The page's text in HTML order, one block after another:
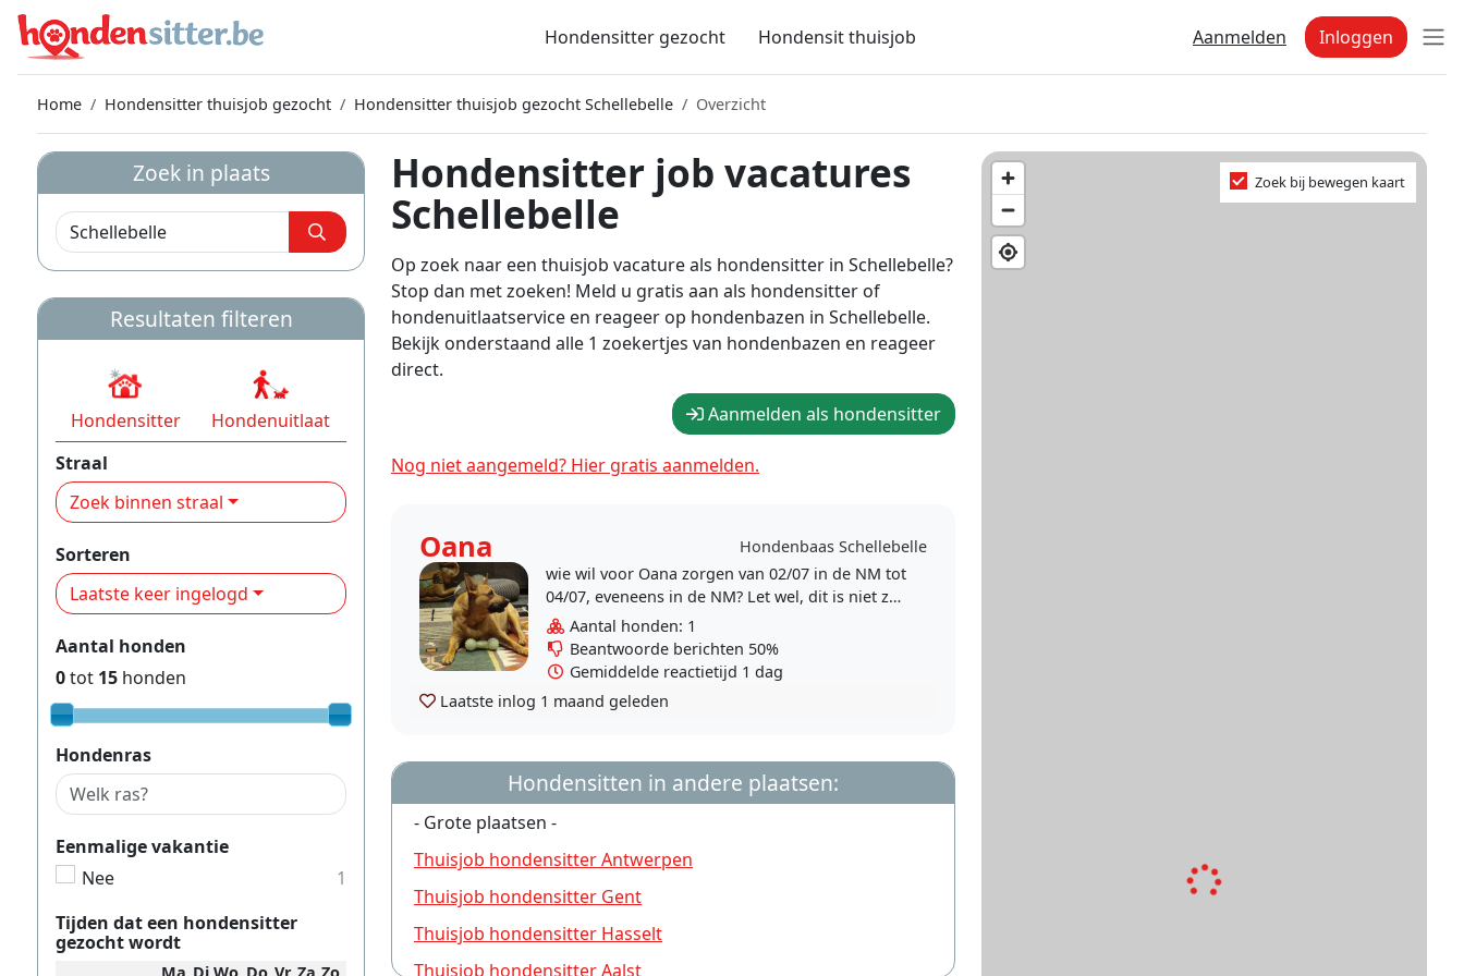
Hondensitter gezocht Hondensit thuisjob Aanmelden Inloggen
Home Hondensitter thuisjob gezocht Hondensitter thuisjob gezocht Schellebelle Overzicht
Hondensitter job vacatures
Schellebelle
Op zoek naar een thuisjob vacature als hondensitter in Schellebelle?
Stop dan met zoeken! Meld u gratis aan als hondensitter of
hondenuitlaatservice en reageer op hondenbazen in Schellebelle.
Bekijk onderstaand alle 1 zoekertjes van hondenbazen en reageer
direct.
Aanmelden als hondensitter
Nog niet aangemeld? Hier gratis aanmelden.
Oana
Hondenbaas Schellebelle
wie wil voor Oana zorgen van 02/07 in de NM tot
04/07, eveneens in de NM? Let wel, dit is niet zo
simpel! Oana, een 7-jarige mix American
Stafford X..
Aantal honden: 1
Beantwoorde berichten 50%
Gemiddelde reactietijd 1 dag
Laatste inlog 1 maand geleden
Hondensitten in andere plaatsen:
- Grote plaatsen -
Thuisjob hondensitter Antwerpen
Thuisjob hondensitter Gent
Thuisjob hondensitter Hasselt
Thuisjob hondensitter Aalst
Zoek bij bewegen kaart
Zoek in plaats
Resultaten filteren
Hondensitter
Hondenuitlaat
Straal
Zoek binnen straal
Sorteren
Laatste keer ingelogd
Aantal honden
0tot 15 honden
Hondenras
Eenmalige vakantie
Nee
1
Tijden dat een hondensitter
gezocht wordt